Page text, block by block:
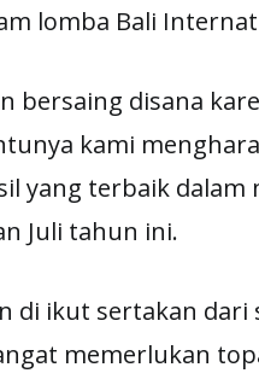
lomba Bali
bersaing disana
kami
yang terbaik
Juli tahun ini.
di ikut sertakan
memerlukan